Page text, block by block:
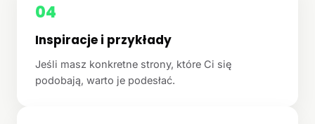
04
Inspiracje i przykłady
Jeśli masz konkretne strony, które Ci się
podobają, warto je podesłać.